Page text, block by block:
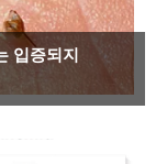
입증되지